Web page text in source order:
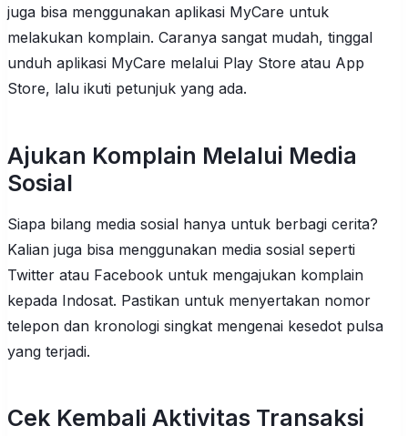
juga bisa menggunakan aplikasi MyCare untuk
melakukan komplain. Caranya sangat mudah, tinggal
unduh aplikasi MyCare melalui Play Store atau App
Store, lalu ikuti petunjuk yang ada.
Ajukan Komplain Melalui Media
Sosial
Siapa bilang media sosial hanya untuk berbagi cerita?
Kalian juga bisa menggunakan media sosial seperti
Twitter atau Facebook untuk mengajukan komplain
kepada Indosat. Pastikan untuk menyertakan nomor
telepon dan kronologi singkat mengenai kesedot pulsa
yang terjadi.
Cek Kembali Aktivitas Transaksi